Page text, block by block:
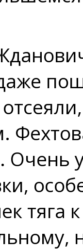
Очень
тяга